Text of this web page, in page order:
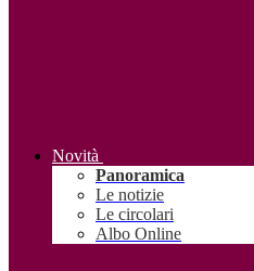
Novità
Panoramica
Le notizie
Le circolari
Albo Online